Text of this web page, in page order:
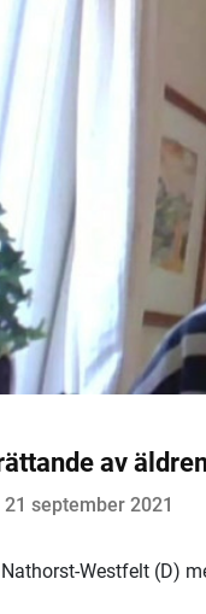
av
september 2021
Westfelt (D)